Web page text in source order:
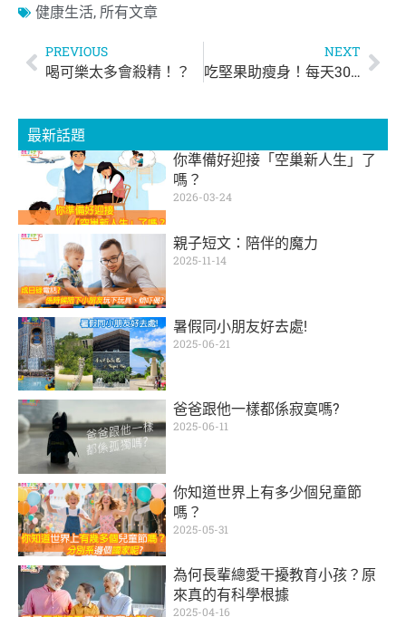
健康生活, 所有文章
PREVIOUS
喝可樂太多會殺精！？
NEXT
吃堅果助瘦身！每天30g剛剛好！
最新話題
你準備好迎接「空巢新人生」了
嗎？
2026-03-24
親子短文：陪伴的魔力
2025-11-14
暑假同小朋友好去處!
2025-06-21
爸爸跟他一樣都係寂寞嗎?
2025-06-11
你知道世界上有多少個兒童節
嗎？
2025-05-31
為何長輩總愛干擾教育小孩？原
來真的有科學根據
2025-04-16